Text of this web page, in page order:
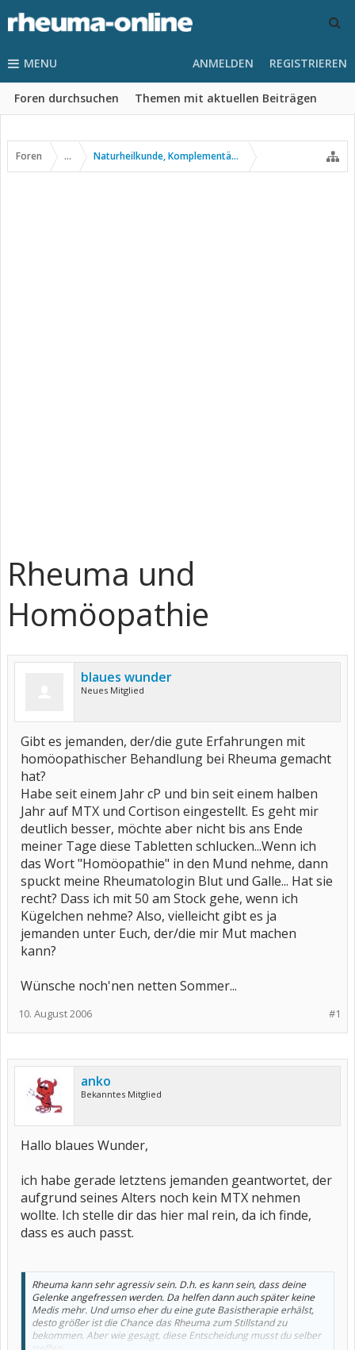
MENU
Foren durchsuchen Themen mit aktuellen Beiträgen
ANMELDEN REGISTRIEREN
Foren ... Naturheilkunde, Komplementär- u. Alternativmedizin
Rheuma und
Homöopathie
blaues wunder
Neues Mitglied
Gibt es jemanden, der/die gute Erfahrungen mit
homöopathischer Behandlung bei Rheuma gemacht
hat?
Habe seit einem Jahr cP und bin seit einem halben
Jahr auf MTX und Cortison eingestellt. Es geht mir
deutlich besser, möchte aber nicht bis ans Ende
meiner Tage diese Tabletten schlucken...Wenn ich
das Wort "Homöopathie" in den Mund nehme, dann
spuckt meine Rheumatologin Blut und Galle... Hat sie
recht? Dass ich mit 50 am Stock gehe, wenn ich
Kügelchen nehme? Also, vielleicht gibt es ja
jemanden unter Euch, der/die mir Mut machen
kann?
Wünsche noch'nen netten Sommer...
#1
10. August 2006
anko
Bekanntes Mitglied
Hallo blaues Wunder,
ich habe gerade letztens jemanden geantwortet, der
aufgrund seines Alters noch kein MTX nehmen
wollte. Ich stelle dir das hier mal rein, da ich finde,
dass es auch passt.
Rheuma kann sehr agressiv sein. D.h. es kann sein, dass deine
Gelenke angefressen werden. Da helfen dann auch später keine
Medis mehr. Und umso eher du eine gute Basistherapie erhälst,
desto größer ist die Chance das Rheuma zum Stillstand zu
bekommen. Aber wie gesagt, diese Entscheidung musst du selber